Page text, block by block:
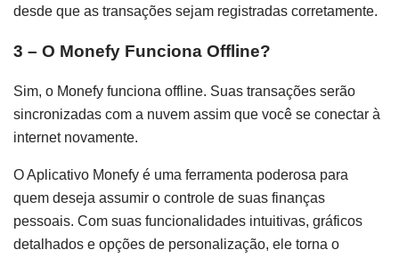
desde que as transações sejam registradas corretamente.
3 – O Monefy Funciona Offline?
Sim, o Monefy funciona offline. Suas transações serão
sincronizadas com a nuvem assim que você se conectar à
internet novamente.
O Aplicativo Monefy é uma ferramenta poderosa para
quem deseja assumir o controle de suas finanças
pessoais. Com suas funcionalidades intuitivas, gráficos
detalhados e opções de personalização, ele torna o